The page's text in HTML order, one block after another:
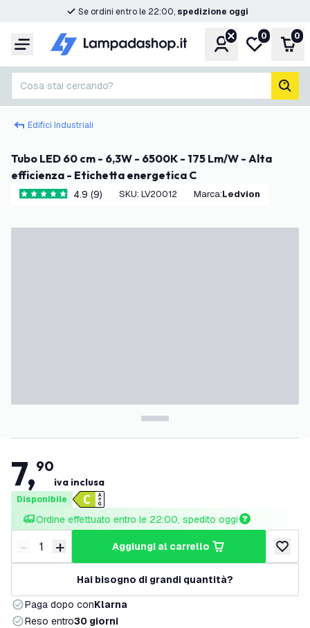
Se ordini entro le 22:00, spedizione oggi
Menu Account
Lista
0 0
Cosa stai cercando?
Edifici Industriali
Tubo LED 60 cm - 6,3W - 6500K - 175 Lm/W - Alta
efficienza - Etichetta energetica C
4.9 stelle di valutazione
4.9 (9) SKU: LV20012 Marca: Ledvion
7,90
iva inclusa
Disponibile
Ordine effettuato entro le 22:00, spedito oggi
Riduci quantità
- Aumenta quantità
+ aggiungi al carrello
Hai bisogno di grandi quantità?
Paga dopo conKlarna
Reso entro30 giorni